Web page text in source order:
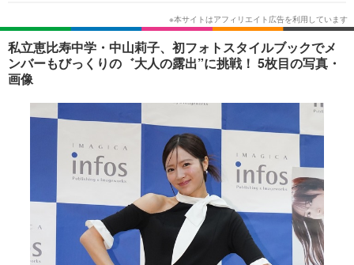
韓国・芸能
音楽 スポーツ
ライフTOP グルメ
ペット ショッピング
リリース一覧
プッシュ通知の停止方法
私立恵比寿中学・中山莉子、初フォトスタイルブックでメ
ンバーもびっくりの゛大人の露出”に挑戦！ 5枚目の写真・
画像